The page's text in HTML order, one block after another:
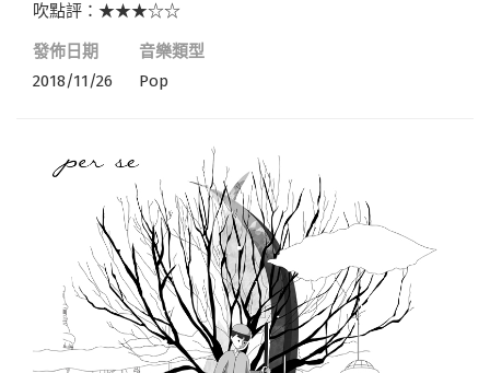
吹點評：★★★☆☆
發佈日期
2018/11/26
音樂類型
Pop